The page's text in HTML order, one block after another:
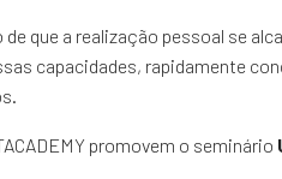
que a realização pessoal se
capacidades, rapidamente
promovem o seminário